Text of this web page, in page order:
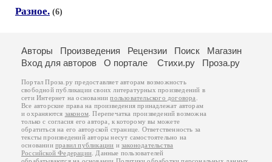
Разное. (6)
Авторы Произведения Рецензии Поиск
Магазин
Вход для авторов
О портале Стихи.ру Проза.ру
Портал Проза.ру предоставляет авторам возможность
свободной публикации своих литературных произведений в
сети Интернет на основаниипользовательского договора
Все авторские права на произведения принадлежат авторам
и охраняются законом . Перепечатка произведений возможна
только с согласия его автора, к которому вы можете
обратиться на его авторской странице. Ответственность за
тексты произведений авторы несут самостоятельно на
основанииправил публикации изаконодательства
Российской Федерации . Данные пользователей